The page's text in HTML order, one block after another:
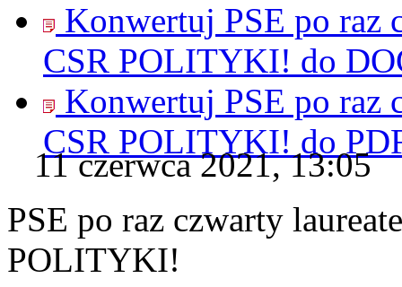
Konwertuj PSE po raz
CSR POLITYKI! do
Konwertuj PSE po raz
CSR POLITYKI! do
11 czerwca 2021, 13:05
PSE po raz czwarty
POLITYKI!